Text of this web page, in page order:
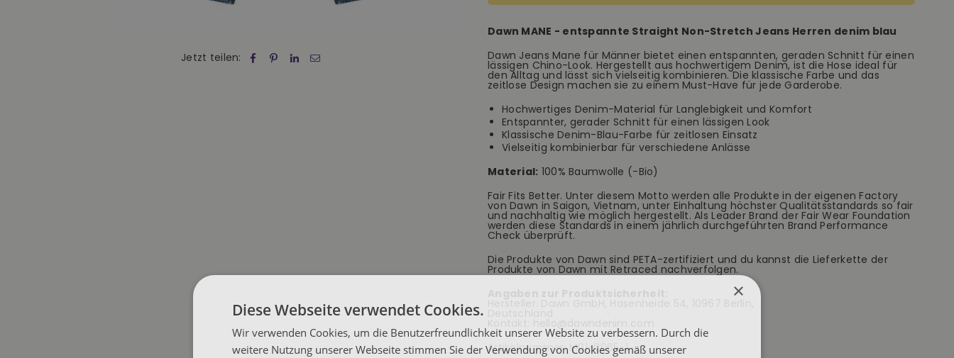
Jetzt teilen:
Non-
Jeans
Herren
denim
Non-
Jeans
Herren
denim
blue
Dawn MANE - entspannte Straight Non-Stretch Jeans Herren denim blau
Dawn Jeans Mane für Männer bietet einen entspannten, geraden Schnitt für einen
lässigen Chino-Look. Hergestellt aus hochwertigem Denim, ist die Hose ideal für
den Alltag und lässt sich vielseitig kombinieren. Die klassische Farbe und das
zeitlose Design machen sie zu einem Must-Have für jede Garderobe.
Hochwertiges Denim-Material für Langlebigkeit und Komfort
Entspannter, gerader Schnitt für einen lässigen Look
Klassische Denim-Blau-Farbe für zeitlosen Einsatz
Vielseitig kombinierbar für verschiedene Anlässe
Material: 100% Baumwolle (-Bio)
Fair Fits Better. Unter diesem Motto werden alle Produkte in der eigenen Factory
von Dawn in Saigon, Vietnam, unter Einhaltung höchster Qualitätsstandards so fair
und nachhaltig wie möglich hergestellt. Als Leader Brand der Fair Wear Foundation
werden diese Standards in einem jährlich durchgeführten Brand Performance
Check überprüft.
Die Produkte von Dawn sind PETA-zertifiziert und du kannst die Lieferkette der
Produkte von Dawn mit Retraced nachverfolgen.
Artikelnummer: M01-0065-1
×
Diese Webseite verwendet Cookies.
Wir verwenden Cookies, um die Benutzerfreundlichkeit unserer Website zu verbessern. Durch die
weitere Nutzung unserer Webseite stimmen Sie der Verwendung von Cookies gemäß unserer